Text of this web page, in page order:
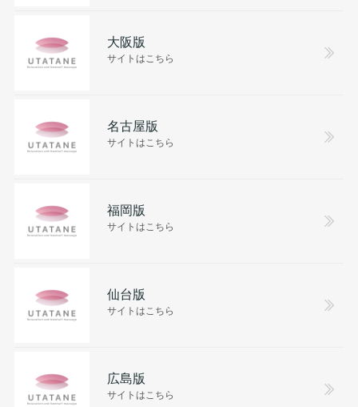
大阪版
サイトはこちら
名古屋版
サイトはこちら
福岡版
サイトはこちら
仙台版
サイトはこちら
広島版
サイトはこちら